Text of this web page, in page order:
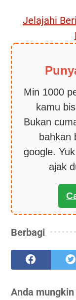
Jelajahi
Min 1000
kamu
Bukan
bahkan
google.
ajak
Berbagi
Anda